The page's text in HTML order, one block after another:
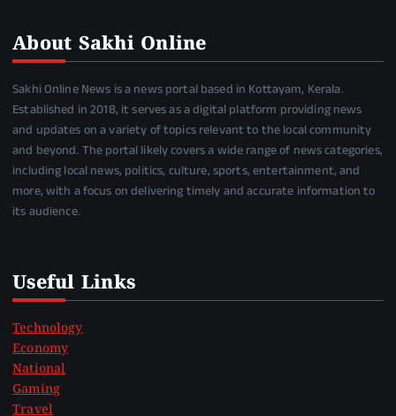
About Sakhi Online
Sakhi Online News is a news portal based in Kottayam, Kerala.
Established in 2018, it serves as a digital platform providing news
and updates on a variety of topics relevant to the local community
and beyond. The portal likely covers a wide range of news categories,
including local news, politics, culture, sports, entertainment, and
more, with a focus on delivering timely and accurate information to
its audience.
Useful Links
Technology
Economy
National
Gaming
Travel